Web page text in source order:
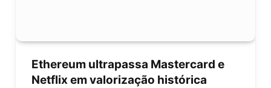
Ethereum ultrapassa Mastercard e
Netflix em valorização histórica